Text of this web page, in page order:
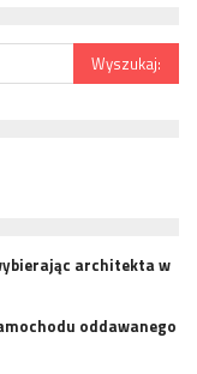
architekta w
oddawanego